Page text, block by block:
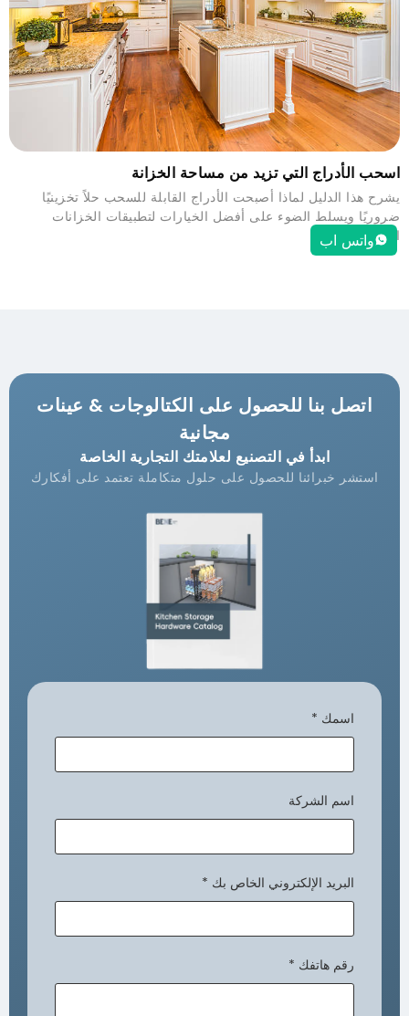
اسحب الأدراج التي تزيد من مساحة الخزانة
يشرح هذا الدليل لماذا أصبحت الأدراج القابلة للسحب حلاً تخزينيًا
ضروريًا ويسلط الضوء على أفضل الخيارات لتطبيقات الخزانات
المختلفة.
اتصل بنا للحصول على الكتالوجات & عينات
مجانية
ابدأ في التصنيع لعلامتك التجارية الخاصة
استشر خبرائنا للحصول على حلول متكاملة تعتمد على أفكارك
اسمك *
اسم الشركة
البريد الإلكتروني الخاص بك *
رقم هاتفك *
واتس اب